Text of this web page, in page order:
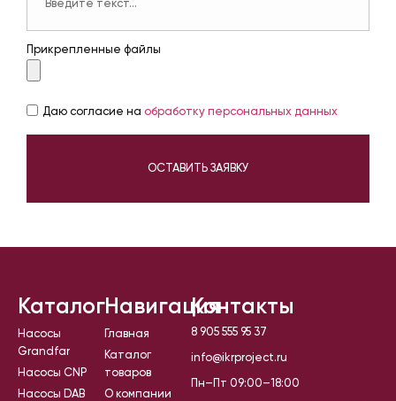
Прикрепленные файлы
Даю согласие на обработку персональных данных
ОСТАВИТЬ ЗАЯВКУ
Каталог
Насосы
Grandfar
Насосы CNP
Насосы DAB
Навигация
Главная
Каталог
товаров
О компании
Контакты
8 905 555 95 37
info@ikrproject.ru
Пн–Пт 09:00–18:00